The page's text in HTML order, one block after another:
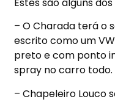
– O Charada terá o
escrito como um
preto e com ponto
spray no carro todo.
– Chapeleiro Louco